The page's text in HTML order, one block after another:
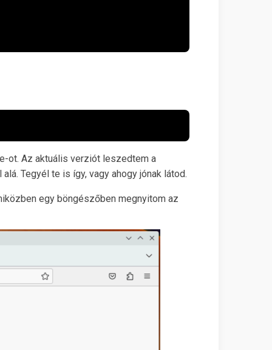
ot. Az aktuális verziót leszedtem a
Tegyél te is így, vagy ahogy jónak látod.
egy böngészőben megnyitom az